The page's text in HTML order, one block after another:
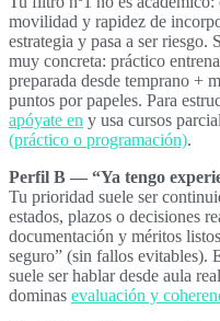
movilidad y rapidez de
estrategia y pasa a ser riesgo.
muy concreta: práctico
preparada desde temprano +
puntos por papeles. Para
apóyate en y usa cursos
(práctico o programación).
Perfil B — “Ya tengo
Tu prioridad suele ser
estados, plazos o decisiones
documentación y méritos
seguro” (sin fallos evitables).
suele ser hablar desde aula
dominas evaluación y